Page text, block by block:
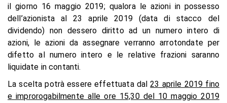
il giorno 16 maggio 2019; qualora le azioni in possesso
dell’azionista al 23 aprile 2019 (data di stacco del
dividendo) non dessero diritto ad un numero intero di
azioni, le azioni da assegnare verranno arrotondate per
difetto al numero intero e le relative frazioni saranno
liquidate in contanti.
La scelta potrà essere effettuata dal23 aprile 2019 fino
e improrogabilmente alle ore 15,30 del 10 maggio 2019